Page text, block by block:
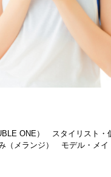
ONE） スタイリスト
（メランジ） モデル・メ